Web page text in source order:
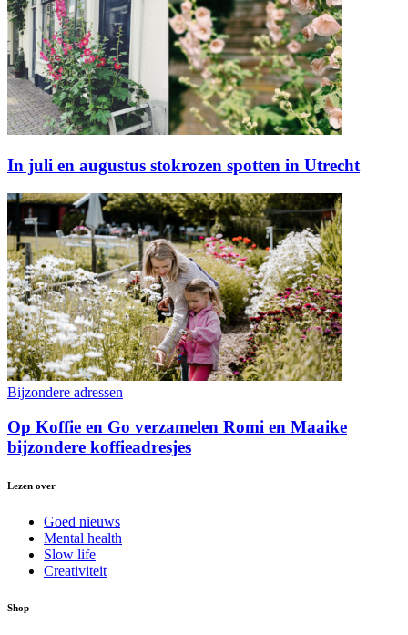
In juli en augustus stokrozen spotten in Utrecht
Bijzondere adressen
Op Koffie en Go verzamelen Romi en Maaike
bijzondere koffieadresjes
Lezen over
Goed nieuws
Mental health
Slow life
Creativiteit
Shop